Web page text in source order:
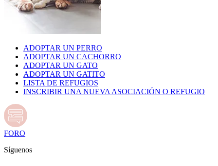
ADOPTAR UN PERRO
ADOPTAR UN CACHORRO
ADOPTAR UN GATO
ADOPTAR UN GATITO
LISTA DE REFUGIOS
INSCRIBIR UNA NUEVA ASOCIACIÓN O REFUGIO
FORO
Síguenos